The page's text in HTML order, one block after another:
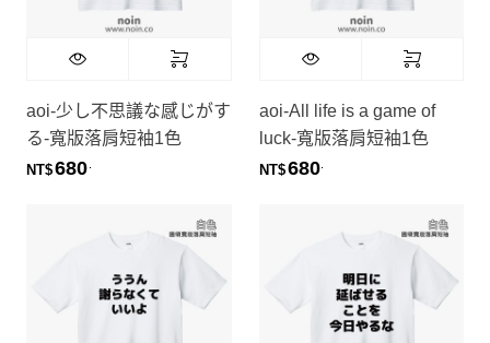
aoi-少し不思議な感じがす
る-寬版落肩短袖1色
NT$680
aoi-All life is a game of
luck-寬版落肩短袖1色
NT$680